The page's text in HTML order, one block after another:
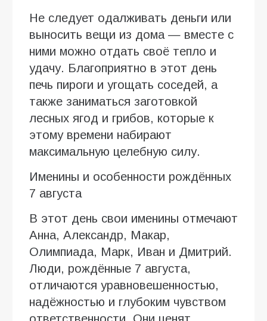
Не следует одалживать деньги или
выносить вещи из дома — вместе с
ними можно отдать своё тепло и
удачу. Благоприятно в этот день
печь пироги и угощать соседей, а
также заниматься заготовкой
лесных ягод и грибов, которые к
этому времени набирают
максимальную целебную силу.
Именины и особенности рождённых
7 августа
В этот день свои именины отмечают
Анна, Александр, Макар,
Олимпиада, Марк, Иван и Дмитрий.
Люди, рождённые 7 августа,
отличаются уравновешенностью,
надёжностью и глубоким чувством
ответственности. Они ценят